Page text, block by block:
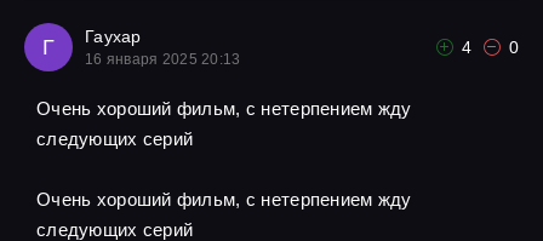
Г Гаухар
16 января 2025 20:13
4 0
Очень хороший фильм, с нетерпением жду
следующих серий
Очень хороший фильм, с нетерпением жду
следующих серий